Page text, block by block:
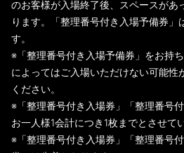
のお客様が入場終了後、スペースがあ
ります。「整理番号付き入場予備券」
す。
※「整理番号付き入場予備券」をお持
によってはご入場いただけない可能性
ください。
※「整理番号付き入場券」「整理番号
お一人様1会計につき1枚までとさせて
※「整理番号付き入場券」「整理番号